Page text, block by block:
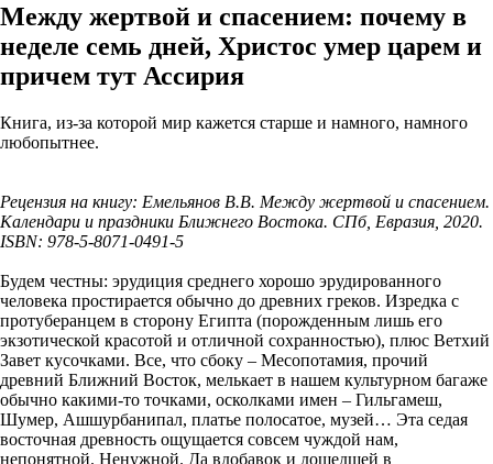
Между жертвой и спасением: почему в
неделе семь дней, Христос умер царем и
причем тут Ассирия
Книга, из-за которой мир кажется старше и намного, намного
любопытнее.
Рецензия на книгу: Емельянов В.В. Между жертвой и спасением.
Календари и праздники Ближнего Востока. СПб, Евразия, 2020.
ISBN: 978-5-8071-0491-5
Будем честны: эрудиция среднего хорошо эрудированного
человека простирается обычно до древних греков. Изредка с
протуберанцем в сторону Египта (порожденным лишь его
экзотической красотой и отличной сохранностью), плюс Ветхий
Завет кусочками. Все, что сбоку – Месопотамия, прочий
древний Ближний Восток, мелькает в нашем культурном багаже
обычно какими-то точками, осколками имен – Гильгамеш,
Шумер, Ашшурбанипал, платье полосатое, музей… Эта седая
восточная древность ощущается совсем чуждой нам,
непонятной. Ненужной. Да вдобавок и дошедшей в